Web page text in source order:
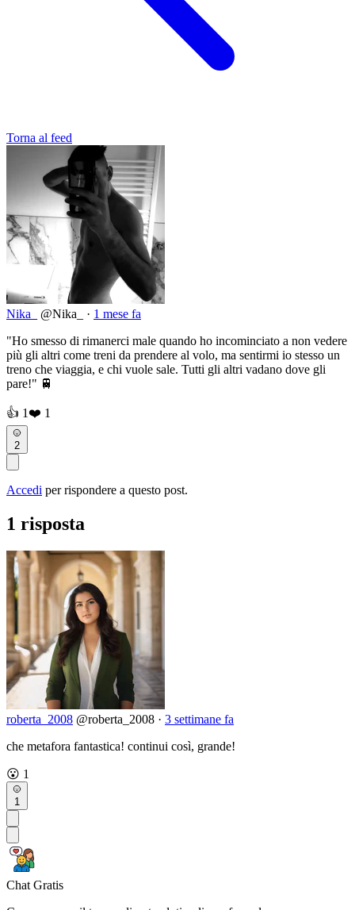
Torna al feed
Nika_ @Nika_ · 1 mese fa
"Ho smesso di rimanerci male quando ho incominciato a non vedere
più gli altri come treni da prendere al volo, ma sentirmi io stesso un
treno che viaggia, e chi vuole sale. Tutti gli altri vadano dove gli
pare!" 🚆
👍 1❤️ 1
2
Accedi per rispondere a questo post.
1 risposta
roberta_2008 @roberta_2008 · 3 settimane fa
che metafora fantastica! continui così, grande!
😮 1
1
Chat Gratis